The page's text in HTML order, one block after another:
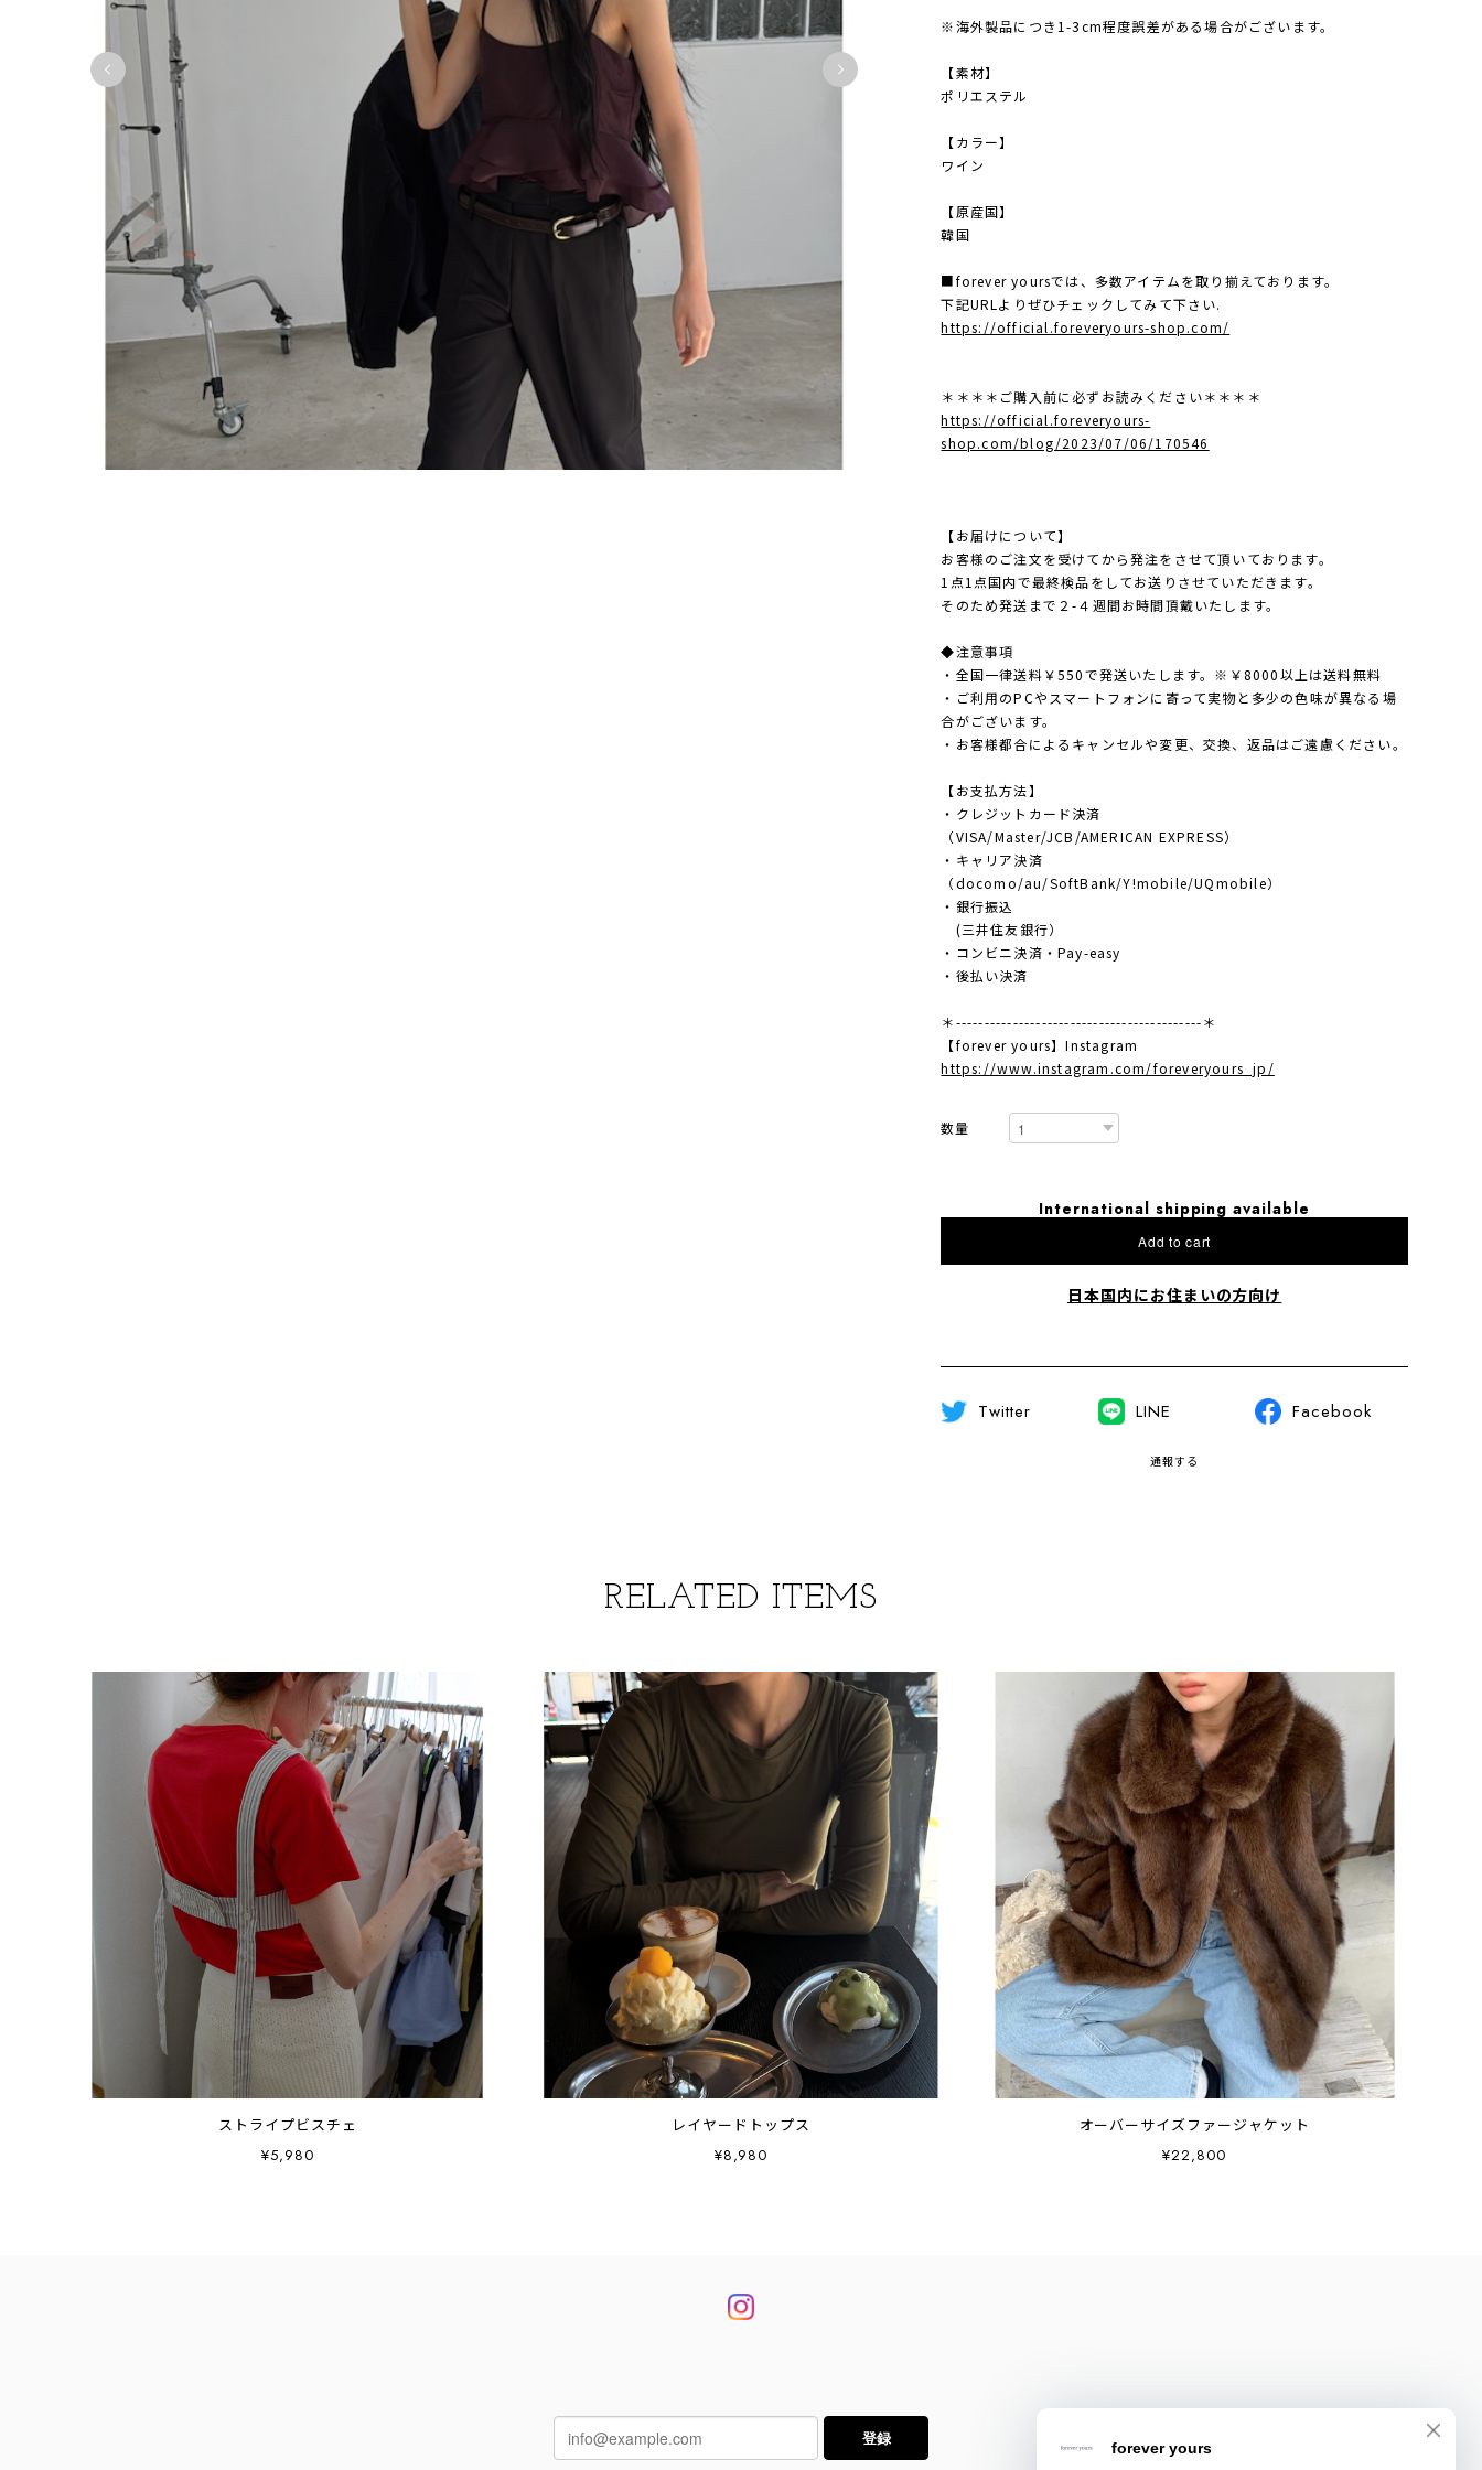
※海外製品につき1-3cm程度誤差がある場合がございます。
【素材】
ポリエステル
【カラー】
ワイン
【原産国】
韓国
■forever yoursでは、多数アイテムを取り揃えております。
下記URLよりぜひチェックしてみて下さい.
https://official.foreveryours-shop.com/
＊＊＊＊ご購入前に必ずお読みください＊＊＊＊
https://official.foreveryours-
shop.com/blog/2023/07/06/170546
【お届けについて】
お客様のご注文を受けてから発注をさせて頂いております。
1点1点国内で最終検品をしてお送りさせていただきます。
そのため発送まで２-４週間お時間頂戴いたします。
◆注意事項
・全国一律送料￥550で発送いたします。※￥8000以上は送料無料
・ご利用のPCやスマートフォンに寄って実物と多少の色味が異なる場
合がございます。
・お客様都合によるキャンセルや変更、交換、返品はご遠慮ください。
【お支払方法】
・クレジットカード決済
（VISA/Master/JCB/AMERICAN EXPRESS）
・キャリア決済
（docomo/au/SoftBank/Y!mobile/UQmobile）
・銀行振込
(三井住友銀行）
・コンビニ決済・Pay-easy
・後払い決済
＊-------------------------------------------＊
【forever yours】Instagram
https://www.instagram.com/foreveryours_jp/
数量
International shipping available
Add to cart
日本国内にお住まいの方向け
Twitter LINE Facebook
通報する
RELATED ITEMS
ストライプビスチェ
¥5,980
レイヤードトップス
¥8,980
オーバーサイズファージャケット
¥22,800
登録